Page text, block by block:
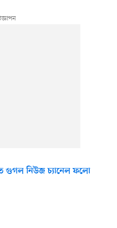
গুগল নিউজ চ্যানেল ফলো